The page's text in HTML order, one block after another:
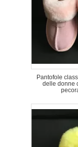
Pantofole
delle donne